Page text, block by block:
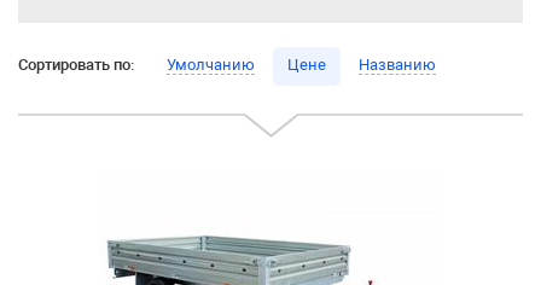
Сортировать по: Умолчанию Цене Названию